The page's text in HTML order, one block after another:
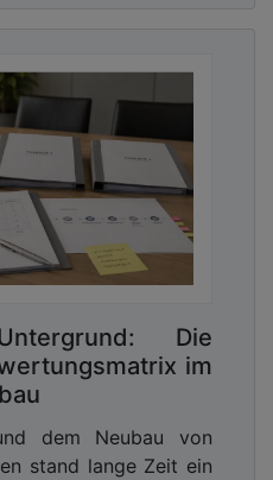
Die
im
dem Neubau von
stand lange Zeit ein